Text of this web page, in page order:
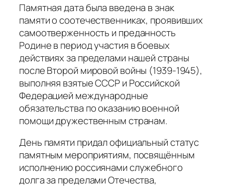
Памятная дата была введена в знак
памяти о соотечественниках, проявивших
самоотверженность и преданность
Родине в период участия в боевых
действиях за пределами нашей страны
после Второй мировой войны (1939-1945),
выполняя взятые СССР и Российской
Федерацией международные
обязательства по оказанию военной
помощи дружественным странам.
День памяти придал официальный статус
памятным мероприятиям, посвящённым
исполнению россиянами служебного
долга за пределами Отечества,